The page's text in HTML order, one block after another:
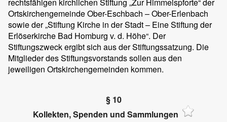
Ortskirchengemeinde Ober-Eschbach – Ober-Erlenbach
sowie der „Stiftung Kirche in der Stadt – Eine Stiftung der
Erlöserkirche Bad Homburg v. d. Höhe“. Der
Stiftungszweck ergibt sich aus der Stiftungssatzung. Die
Mitglieder des Stiftungsvorstands sollen aus den
jeweiligen Ortskirchengemeinden kommen.
§ 10
Kollekten, Spenden und Sammlungen